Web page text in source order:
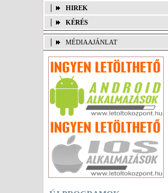
HIREK
KÉRÉS
MÉDIAAJÁNLAT